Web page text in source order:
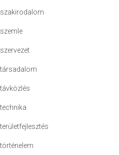
szakirodalom
szemle
szervezet
társadalom
távközlés
technika
területfejlesztés
történelem